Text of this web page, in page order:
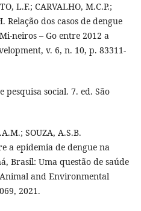
L.F.; CARVALHO, M.C.P.;
Relação dos casos de dengue
neiros – Go entre 2012 a
v. 6, n. 10, p. 83311-
pesquisa social. 7. ed. São
SOUZA, A.S.B.
a epidemia de dengue na
Brasil: Uma questão de saúde
and Environmental
2021.